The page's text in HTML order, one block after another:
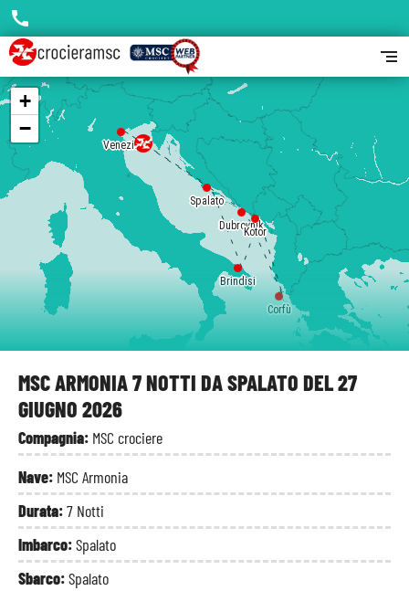
MSC ARMONIA 7 NOTTI DA SPALATO DEL 27
GIUGNO 2026
Compagnia: MSC crociere
Nave: MSC Armonia
Durata:7 Notti
Imbarco:Spalato
Sbarco:Spalato
Spalato
Venezia
Dubrovnik
Corfù
Kotor
Brindisi
+
−
call
segment